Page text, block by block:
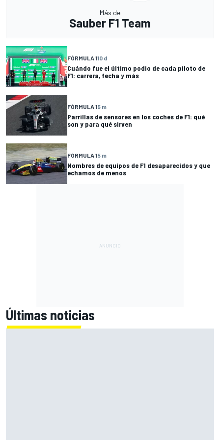
Más de
Sauber F1 Team
FÓRMULA 110 d
Cuándo fue el último podio de cada piloto de
F1: carrera, fecha y más
FÓRMULA 15 m
Parrillas de sensores en los coches de F1: qué
son y para qué sirven
FÓRMULA 15 m
Nombres de equipos de F1 desaparecidos y que
echamos de menos
Últimas noticias